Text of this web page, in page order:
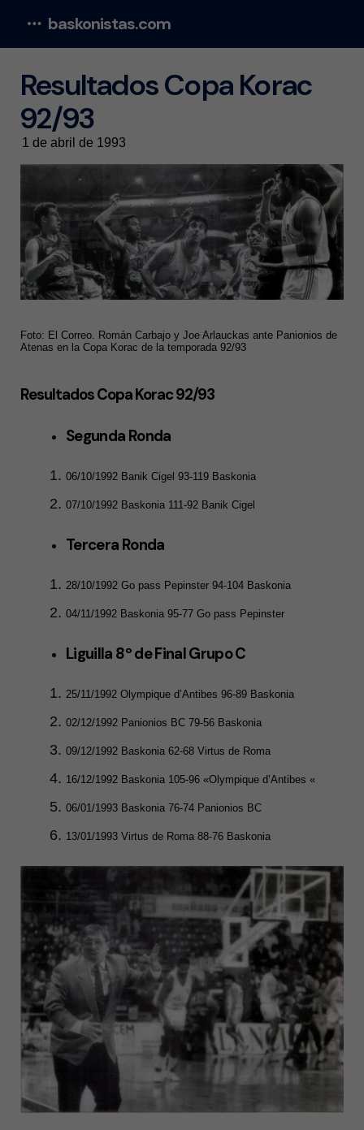
baskonistas.com
Resultados Copa Korac
92/93
1 de abril de 1993
Foto: El Correo. Román Carbajo y Joe Arlauckas ante Panionios de
Atenas en la Copa Korac de la temporada 92/93
Resultados Copa Korac 92/93
Segunda Ronda
06/10/1992 Banik Cigel 93-119 Baskonia
07/10/1992 Baskonia 111-92 Banik Cigel
Tercera Ronda
28/10/1992 Go pass Pepinster 94-104 Baskonia
04/11/1992 Baskonia 95-77 Go pass Pepinster
Liguilla 8º de Final Grupo C
25/11/1992 Olympique d’Antibes 96-89 Baskonia
02/12/1992 Panionios BC 79-56 Baskonia
09/12/1992 Baskonia 62-68 Virtus de Roma
16/12/1992 Baskonia 105-96 «Olympique d’Antibes «
06/01/1993 Baskonia 76-74 Panionios BC
13/01/1993 Virtus de Roma 88-76 Baskonia